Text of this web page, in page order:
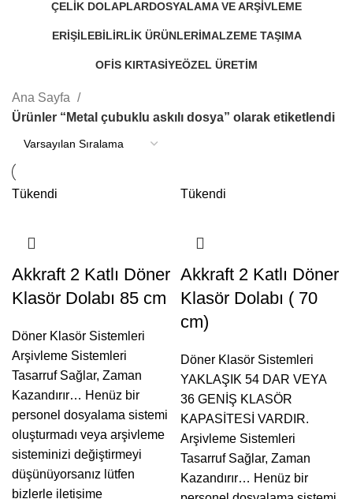
ÇELIK DOLAPLARDOSYALAMA VE ARŞIVLEME
ERIŞILEBILIRLIK ÜRÜNLERIMALZEME TAŞIMA
OFIS KIRTASIYEÖZEL ÜRETIM
Ana Sayfa
Ürünler “Metal çubuklu askılı dosya” olarak etiketlendi
Tükendi
Akkraft 2 Katlı Döner
Klasör Dolabı 85 cm
Döner Klasör Sistemleri
Arşivleme Sistemleri
Tasarruf Sağlar, Zaman
Kazandırır… Henüz bir
personel dosyalama sistemi
oluşturmadı veya arşivleme
sisteminizi değiştirmeyi
düşünüyorsanız lütfen
bizlerle iletişime
Tükendi
Akkraft 2 Katlı Döner
Klasör Dolabı ( 70
cm)
Döner Klasör Sistemleri
YAKLAŞIK 54 DAR VEYA
36 GENİŞ KLASÖR
KAPASİTESİ VARDIR.
Arşivleme Sistemleri
Tasarruf Sağlar, Zaman
Kazandırır… Henüz bir